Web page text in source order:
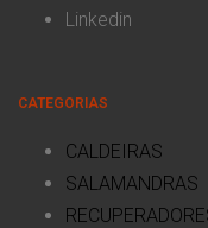
Linkedin
CATEGORIAS
CALDEIRAS
SALAMANDRAS